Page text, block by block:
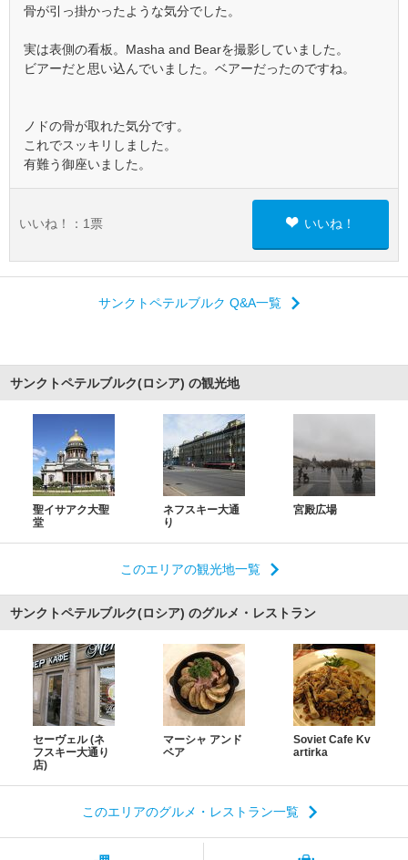
骨が引っ掛かったような気分でした。
実は表側の看板。Masha and Bearを撮影していました。
ビアーだと思い込んでいました。ベアーだったのですね。
ノドの骨が取れた気分です。
これでスッキリしました。
有難う御座いました。
いいね！： 1 票 いいね！
サンクトペテルブルク Q&A一覧
サンクトペテルブルク(ロシア) の観光地
聖イサアク大聖
堂
ネフスキー大通
り
宮殿広場
このエリアの観光地一覧
サンクトペテルブルク(ロシア) のグルメ・レストラン
セーヴェル (ネ
フスキー大通り
店)
マーシャ アンド
ベア
Soviet Cafe Kv
artirka
このエリアのグルメ・レストラン一覧